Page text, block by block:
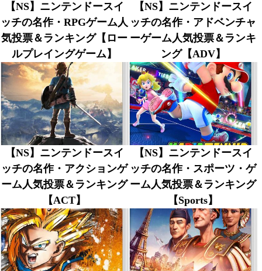
【NS】ニンテンドースイ
ッチの名作・RPGゲーム人
気投票＆ランキング【ロー
ルプレイングゲーム】
【NS】ニンテンドースイ
ッチの名作・アドベンチャ
ーゲーム人気投票＆ランキ
ング【ADV】
【NS】ニンテンドースイ
ッチの名作・アクションゲ
ーム人気投票＆ランキング
【ACT】
【NS】ニンテンドースイ
ッチの名作・スポーツ・ゲ
ーム人気投票＆ランキング
【Sports】